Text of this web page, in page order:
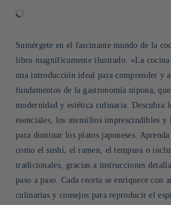
Sumérgete en el fascinante mundo de la
libro magníficamente ilustrado. «La cocina
una introducción ideal para comprender y
fundamentos de la gastronomía nipona,
modernidad y estética culinaria. Descubra
esenciales, los utensilios imprescindibles y
para dominar los platos japoneses.
como el sushi, el ramen, el tempura o
tradicionales, gracias a instrucciones
paso a paso. Cada receta se enriquece con
culinarias y consejos para reproducir el